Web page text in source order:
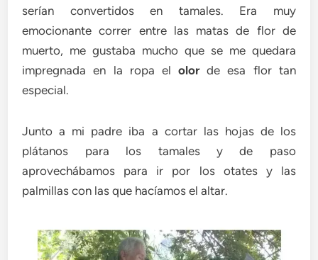
serían convertidos en tamales. Era muy
emocionante correr entre las matas de flor de
muerto, me gustaba mucho que se me quedara
impregnada en la ropa elolorde esa flor tan
especial.
Junto a mi padre iba a cortar las hojas de los
plátanos para los tamales y de paso
aprovechábamos para ir por los otates y las
palmillas con las que hacíamos el altar.